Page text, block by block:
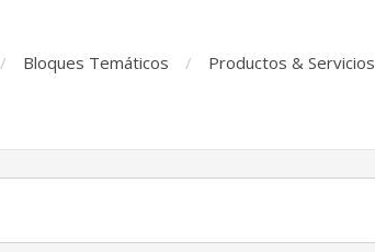
Bloques Temáticos Productos & Servicios